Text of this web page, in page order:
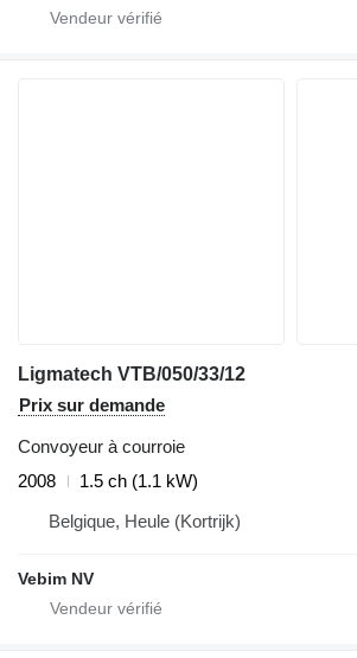
Ligmatech VTB/050/33/12
Prix sur demande
Convoyeur à courroie
2008
1.5 ch (1.1 kW)
Belgique, Heule (Kortrijk)
Vebim NV